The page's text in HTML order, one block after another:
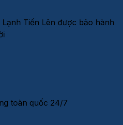
Tiến Lên được bảo hành
toàn quốc 24/7